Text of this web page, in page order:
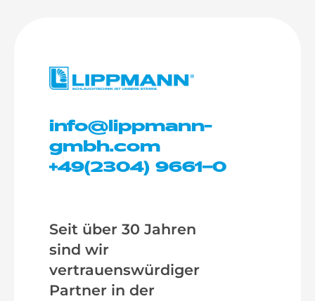
info@lippmann-
gmbh.com
+49(2304) 9661–0
Seit über 30 Jahren
sind wir
vertrauenswürdiger
Partner in der